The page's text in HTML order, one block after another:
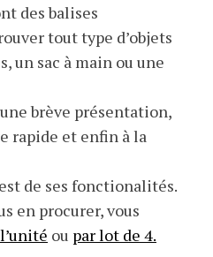
des balises
tout type d’objets
un sac à main ou une
brève présentation,
rapide et enfin à la
de ses fonctionalités.
en procurer, vous
ou par lot de 4.